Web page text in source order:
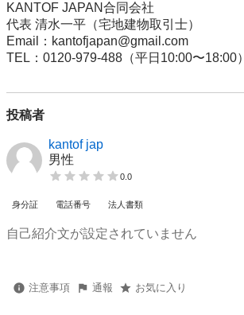
KANTOF JAPAN合同会社
代表 清水一平（宅地建物取引士）
Email：kantofjapan@gmail.com
TEL：0120-979-488（平日10:00〜18:00）
投稿者
kantof jap
男性
0.0
身分証 電話番号 法人書類
自己紹介文が設定されていません
注意事項 通報 お気に入り